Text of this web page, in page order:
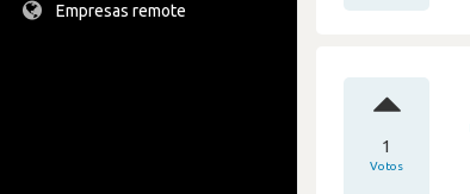
Empresas remote
1
Votos